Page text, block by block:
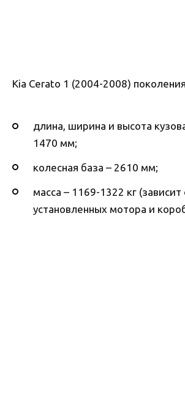
Kia Cerato 1 (2004-2008)
длина, ширина и высота
1470 мм;
колесная база – 2610 мм;
масса – 1169-1322 кг (зависит
установленных мотора и